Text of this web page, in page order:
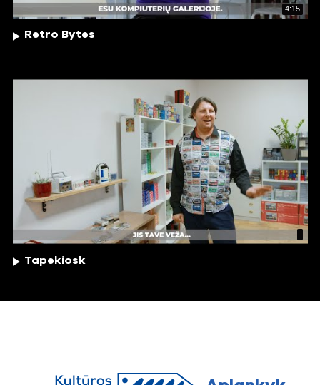
4:15
Retro Bytes
Tapekiosk